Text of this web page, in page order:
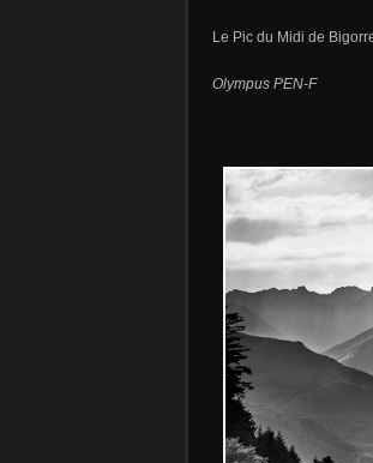
Le Pic du Midi de
Olympus PEN-F